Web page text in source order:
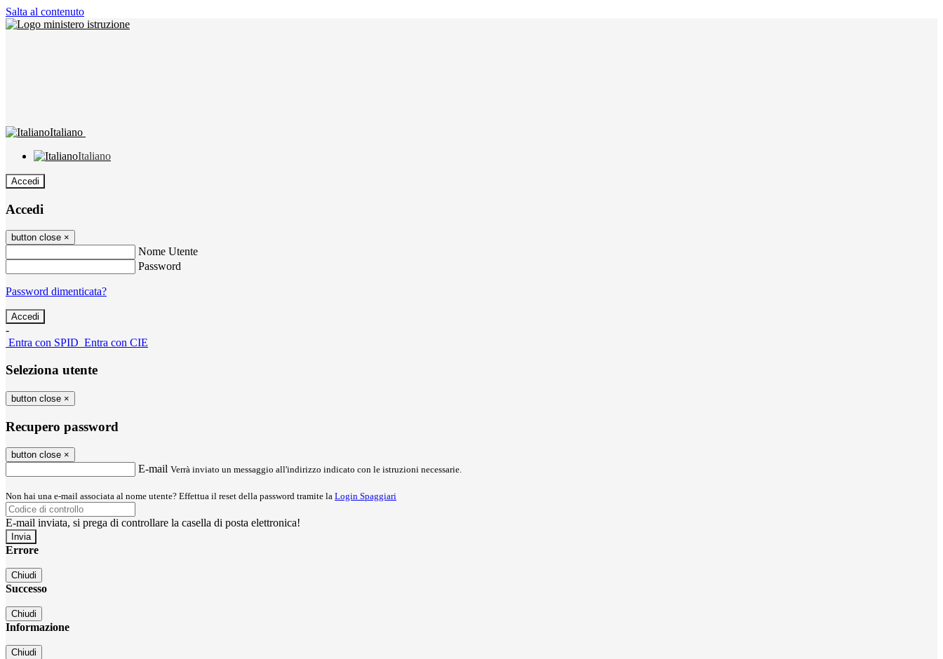
Salta al contenuto
Italiano
Italiano
Accedi
Accedi
button close ×
Nome Utente
Password
Password dimenticata?
-
Entra con SPID Entra con CIE
Seleziona utente
button close ×
Recupero password
button close ×
E-mail Verrà inviato un messaggio all'indirizzo indicato con le istruzioni necessarie.
Non hai una e-mail associata al nome utente? Effettua il reset della password tramite la Login Spaggiari
E-mail inviata, si prega di controllare la casella di posta elettronica!
Errore
Chiudi
Successo
Chiudi
Informazione
Chiudi